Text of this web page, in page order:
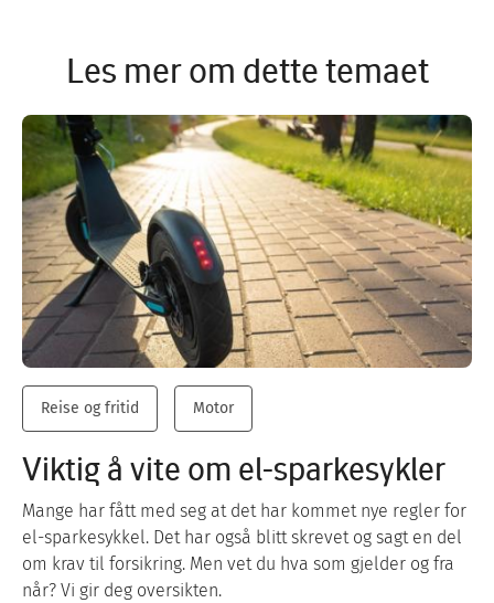
Les mer om dette temaet
Reise og fritid Motor
Viktig å vite om el-sparkesykler
Mange har fått med seg at det har kommet nye regler for
el-sparkesykkel. Det har også blitt skrevet og sagt en del
om krav til forsikring. Men vet du hva som gjelder og fra
når? Vi gir deg oversikten.